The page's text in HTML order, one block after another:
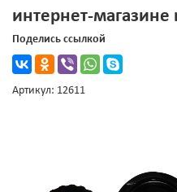
интернет-
Поделись ссылкой
Артикул: 12611